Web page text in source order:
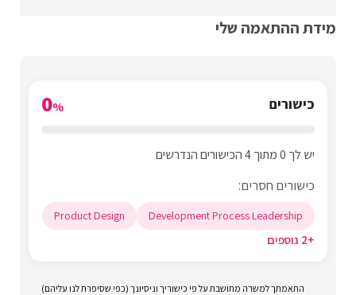
מידת ההתאמה שלי
כישורים 0%
יש לך 0 מתוך 4 הכישורים הנדרשים
כישורים חסרים:
Development Process Leadership
Product Design
+2 נוספים
התאמתך למשרה מחושבת על פי כישוריך וניסיונך (כפי שסיפרת לנו עליהם)